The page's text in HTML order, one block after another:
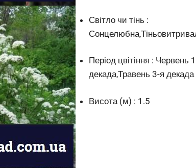
Світло чи тінь :
Період цвітіння : Червень
декада,Травень 3-я декада
Висота (м) : 1.5